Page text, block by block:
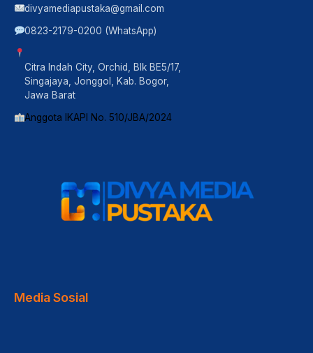
divyamediapustaka@gmail.com
0823-2179-0200 (WhatsApp)
Citra Indah City, Orchid, Blk BE5/17,
Singajaya, Jonggol, Kab. Bogor,
Jawa Barat
Anggota IKAPI No. 510/JBA/2024
Media Sosial